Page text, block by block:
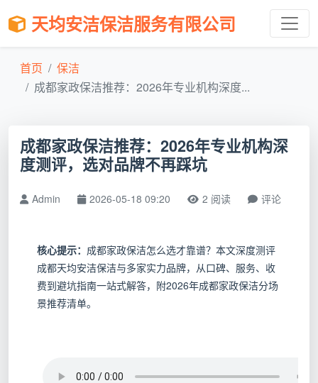
天均安洁保洁服务有限公司
首页
保洁
成都家政保洁推荐：2026年专业机构深度...
成都家政保洁推荐：2026年专业机构深
度测评，选对品牌不再踩坑
Admin 2026-05-18 09:20 2 阅读 评论
核心提示： 成都家政保洁怎么选才靠谱？本文深度测评
成都天均安洁保洁与多家实力品牌，从口碑、服务、收
费到避坑指南一站式解答，附2026年成都家政保洁分场
景推荐清单。